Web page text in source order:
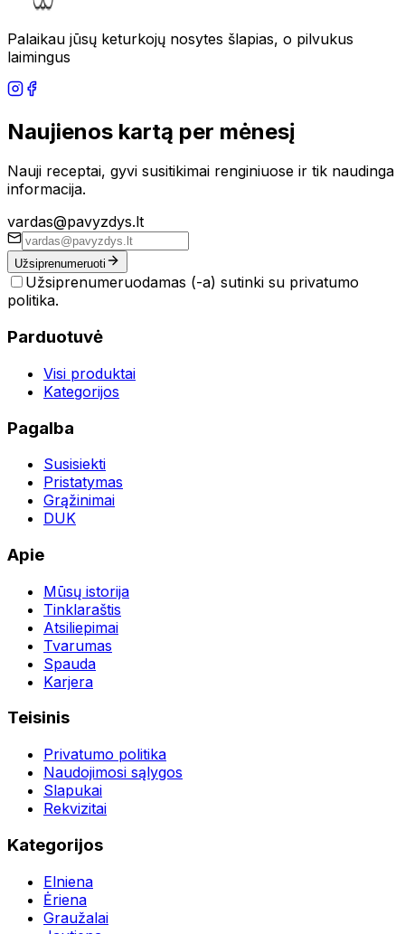
Palaikau jūsų keturkojų nosytes šlapias, o pilvukus
laimingus
Naujienos kartą per mėnesį
Nauji receptai, gyvi susitikimai renginiuose ir tik naudinga
informacija.
vardas@pavyzdys.lt
Užsiprenumeruoti
Užsiprenumeruodamas (-a) sutinki su privatumo
politika.
Parduotuvė
Visi produktai
Kategorijos
Pagalba
Susisiekti
Pristatymas
Grąžinimai
DUK
Apie
Mūsų istorija
Tinklaraštis
Atsiliepimai
Tvarumas
Spauda
Karjera
Teisinis
Privatumo politika
Naudojimosi sąlygos
Slapukai
Rekvizitai
Kategorijos
Elniena
Ėriena
Graužalai